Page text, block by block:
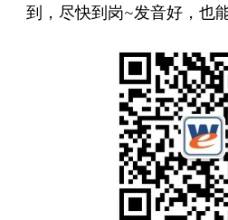
到，尽快到岗~发音好，也